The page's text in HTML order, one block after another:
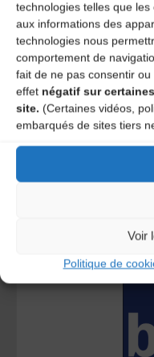
technologies telles que
aux informations des
technologies nous
comportement de
fait de ne pas consentir
effet négatif sur
site. (Certaines vidéos,
embarqués de sites tiers
Voir
Politique de
(Ré)écoutez les émissions
En avant la
13 mars 2022
(Ré)écoutez le
Rosa Combo – Petit
Djal – Fuseki